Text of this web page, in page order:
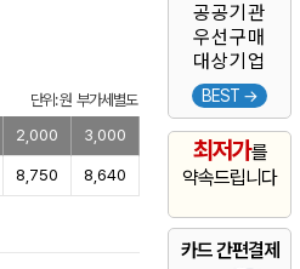
공공기관
우선구매
대상기업
BEST →
최저가를
약속드립니다
카드 간편결제
단위: 원 부가세별도
2,000 3,000
8,750 8,640